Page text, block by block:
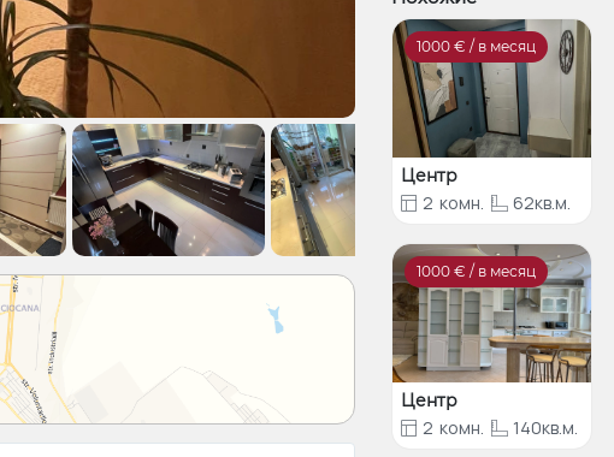
1000 € / в месяц
Центр
2 комн. 62кв.м.
1000 € / в месяц
Центр
2 комн. 140кв.м.